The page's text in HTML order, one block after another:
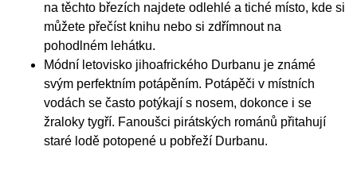
na těchto březích najdete odlehlé a tiché místo, kde si
můžete přečíst knihu nebo si zdřímnout na
pohodlném lehátku.
Módní letovisko jihoafrického Durbanu je známé
svým perfektním potápěním. Potápěči v místních
vodách se často potýkají s nosem, dokonce i se
žraloky tygří. Fanoušci pirátských románů přitahují
staré lodě potopené u pobřeží Durbanu.